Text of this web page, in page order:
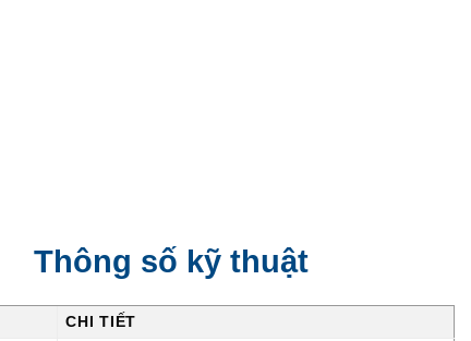
Thông số kỹ thuật
CHI TIẾT